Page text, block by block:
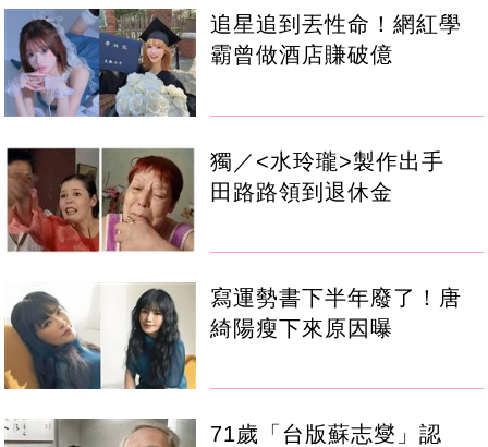
追星追到丟性命！網紅學
霸曾做酒店賺破億
獨／<水玲瓏>製作出手
田路路領到退休金
寫運勢書下半年廢了！唐
綺陽瘦下來原因曝
71歲「台版蘇志燮」認